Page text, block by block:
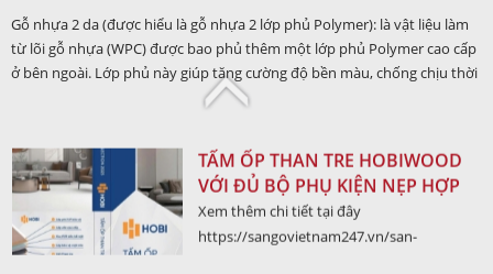
Gỗ nhựa 2 da (được hiểu là gỗ nhựa 2 lớp phủ Polymer): là vật liệu làm
từ lõi gỗ nhựa (WPC) được bao phủ thêm một lớp phủ Polymer cao cấp
ở bên ngoài. Lớp phủ này giúp tăng cường độ bền màu, chống chịu thời
tiết khắc nghiệt, hạn chế thấm nước vào lõi WPC, chống trầy xước tốt
bật là sức chống chịu mạnh mẽ với thời
tiết, chống chịu được tia cực tím và có tính
chất cơ học linh động đàn hồi dẻo dai
VỚI ĐỦ BỘ PHỤ KIỆN NẸP HỢP
KIM
Xem thêm chi tiết tại đây
https://sangovietnam247.vn/san-
pham/tam-than-tre-cao-cap-hobi-8ly.html